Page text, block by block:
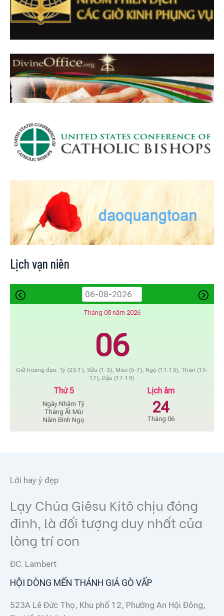
Lịch vạn niên
Tháng 08 năm 2026
06
Giờ hoàng đạo: Tý (23-1), Sửu (1-3), Mão (5-7), Ngọ (11-13), Thân (15-
17), Dậu (17-19)
Thứ 5
Ngày Nhâm Tý
Tháng Ất Mùi
Năm Bính Ngọ
Lịch âm
24
Tháng 06
Lời hay ý đẹp
Lạy Chúa Giêsu Kitô chịu đóng
đinh, là đối tượng duy nhất của
lòng trí con
ĐC. Lambert
HỘI DÒNG MẾN THÁNH GIÁ GÒ VẤP
523A Lê Đức Thọ, Khu phố 12, Phường An Hội Đông,